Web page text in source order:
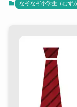
なぞなぞ小学生（むず